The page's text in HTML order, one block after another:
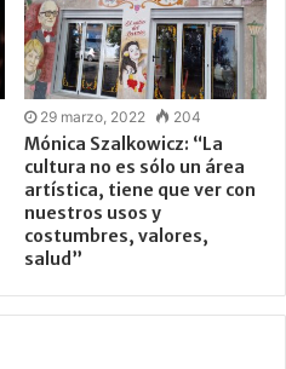
29 marzo, 2022 204
Mónica Szalkowicz: “La
cultura no es sólo un área
artística, tiene que ver con
nuestros usos y
costumbres, valores,
salud”